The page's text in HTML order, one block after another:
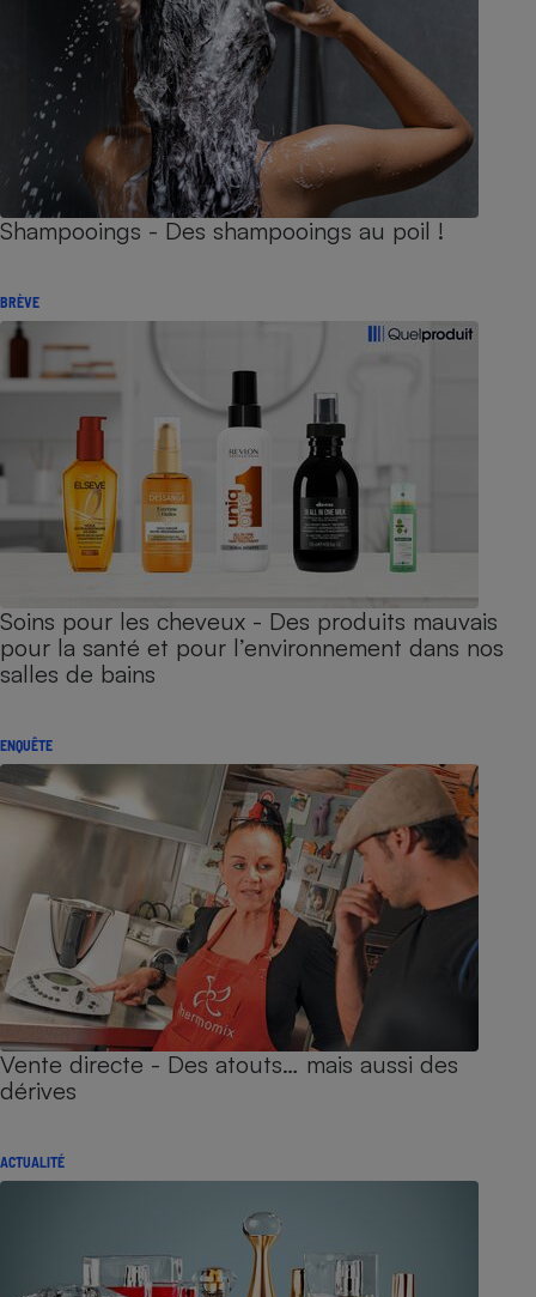
Shampooings - Des shampooings au poil !
BRÈVE
Soins pour les cheveux - Des produits mauvais
pour la santé et pour l’environnement dans nos
salles de bains
ENQUÊTE
Vente directe - Des atouts… mais aussi des
dérives
ACTUALITÉ